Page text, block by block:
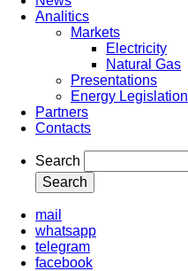
Analitics
Markets
Electricity
Natural Gas
Presentations
Energy Legislation
Partners
Contacts
Search
mail
whatsapp
telegram
facebook